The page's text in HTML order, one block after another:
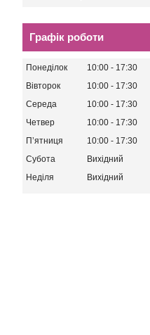
Графік роботи
Понеділок 10:00
17:30
Вівторок
10:00
17:30
Середа
10:00
17:30
Четвер
10:00
17:30
Пʼятниця
10:00
17:30
Субота
Вихідний
Неділя
Вихідний